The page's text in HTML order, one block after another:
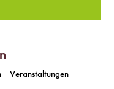
Veranstaltungen